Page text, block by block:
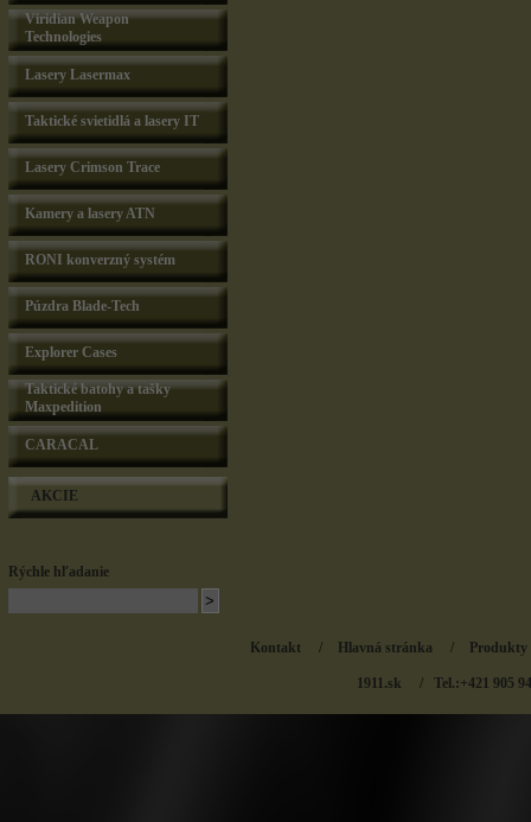
Viridian Weapon
Technologies
Lasery Lasermax
Taktické svietidlá a lasery IT
Lasery Crimson Trace
Kamery a lasery ATN
RONI konverzný systém
Púzdra Blade-Tech
Explorer Cases
Taktické batohy a tašky
Maxpedition
CARACAL
AKCIE
Rýchle hľadanie
Kontakt / Hlavná stránka / Produkty
1911.sk / Tel.:+421 905